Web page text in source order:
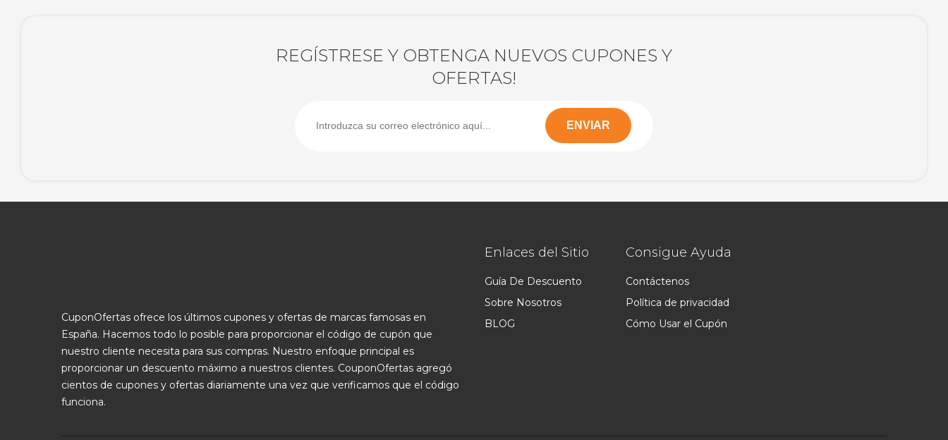
REGÍSTRESE Y OBTENGA NUEVOS CUPONES Y
OFERTAS!
CuponOfertas ofrece los últimos cupones y ofertas de marcas famosas en
España. Hacemos todo lo posible para proporcionar el código de cupón que
nuestro cliente necesita para sus compras. Nuestro enfoque principal es
proporcionar un descuento máximo a nuestros clientes. CouponOfertas agregó
cientos de cupones y ofertas diariamente una vez que verificamos que el código
funciona.
Enlaces del Sitio
Guía De Descuento
Sobre Nosotros
BLOG
Consigue Ayuda
Contáctenos
Política de privacidad
Cómo Usar el Cupón